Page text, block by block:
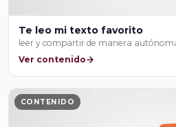
Te leo mi texto favorito
leer y compartir de manera
Ver contenido
CONTENIDO